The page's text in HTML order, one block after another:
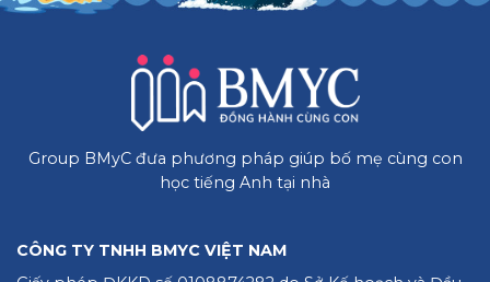
Group BMyC đưa phương pháp giúp bố mẹ cùng con
học tiếng Anh tại nhà
CÔNG TY TNHH BMYC VIỆT NAM